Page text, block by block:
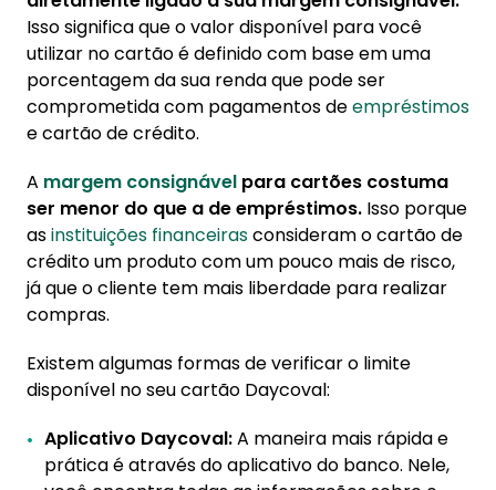
Isso significa que o valor disponível para você
utilizar no cartão é definido com base em uma
porcentagem da sua renda que pode ser
comprometida com pagamentos deempréstimos
e cartão de crédito.
A margem consignável para cartões costuma
ser menor do que a de empréstimos. Isso porque
asinstituições financeirasconsideram o cartão de
crédito um produto com um pouco mais de risco,
já que o cliente tem mais liberdade para realizar
compras.
Existem algumas formas de verificar o limite
disponível no seu cartão Daycoval:
Aplicativo Daycoval:A maneira mais rápida e
prática é através do aplicativo do banco. Nele,